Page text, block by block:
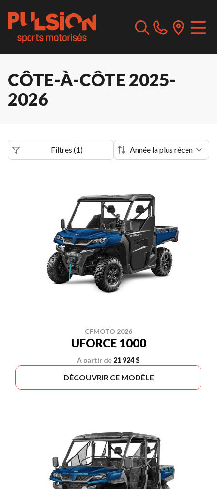
CÔTE-À-CÔTE 2025-
2026
Filtres (1)
CFMOTO 2026
UFORCE 1000
À partir de 21 924 $
DÉCOUVRIR CE MODÈLE